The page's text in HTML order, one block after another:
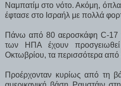
Ναμπατίμ στο νότο. Ακόμη,
έφτασε στο Ισραήλ με πολλά
Πάνω από 80 αεροσκάφη C-17
των ΗΠΑ έχουν
Οκτωβρίου, τα περισσότερα
Προέρχονταν κυρίως από τη